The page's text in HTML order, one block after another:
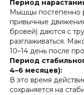
Период
Мышцы постепенно
привычные
бровей) даются с
разглаживаться.
10–14 день после
Период
4–6 месяцев):
В это время
сохраняется на